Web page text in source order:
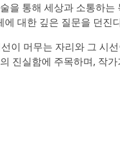
을 통해 세상과 소통하
대한 깊은 질문을 던진
선이 머무는 자리와 그
진실함에 주목하며, 작